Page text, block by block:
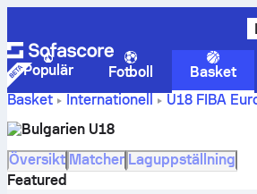
Populär Fotboll Basket
Basket
Internationell
U18 FIBA
Bulgarien U18s resultat,
spelare
Bulgarien U18
Översikt Matcher Laguppställning
Featured